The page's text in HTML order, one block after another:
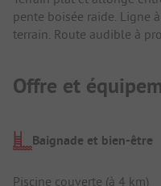
pente boisée raide. Ligne
terrain. Route audible à
Offre et
Baignade et bien-être
Piscine couverte (à 4 km)